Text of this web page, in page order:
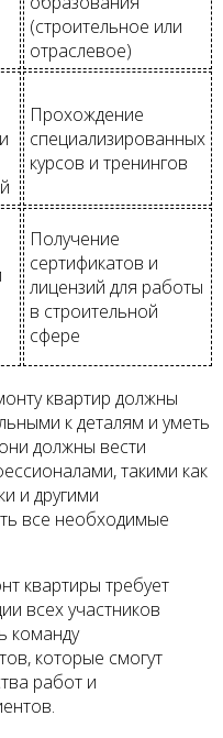
(строительное или
отраслевое)
Прохождение
специализированных
курсов и тренингов
Получение
сертификатов и
лицензий для работы
в строительной
сфере
квартир должны
к деталям и уметь
должны вести
такими как
и другими
все необходимые
квартиры требует
всех участников
команду
которые смогут
работ и